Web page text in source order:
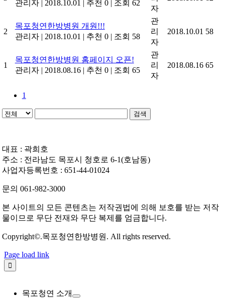
관리자 | 2018.10.01 | 추천 0 | 조회 62
자
2
목포청연한방병원 개원!!!
관리자 | 2018.10.01 | 추천 0 | 조회 58
관
리
자
2018.10.01 58
1
목포청연한방병원 홈페이지 오픈!
관리자 | 2018.08.16 | 추천 0 | 조회 65
관
리
자
2018.08.16 65
1
검색
대표 : 곽희호
주소 : 전라남도 목포시 청호로 6-1(호남동)
사업자등록번호 : 651-44-01024
문의 061-982-3000
본 사이트의 모든 콘텐츠는 저작권법에 의해 보호를 받는 저작
물이므로 무단 전재와 무단 복제를 엄금합니다.
Copyright©.목포청연한방병원. All rights reserved.
Page load link
목포청연 소개